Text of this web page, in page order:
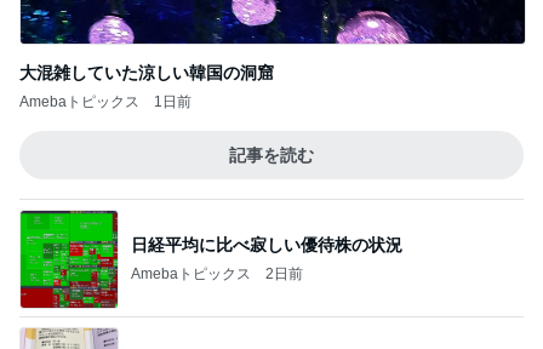
大混雑していた涼しい韓国の洞窟
Amebaトピックス 1日前
記事を読む
日経平均に比べ寂しい優待株の状況
Amebaトピックス 2日前